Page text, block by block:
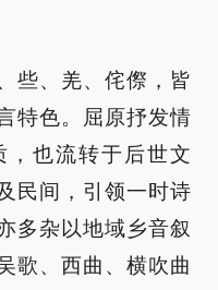
些、羌、侘傺，皆
特色。屈原抒发情
也流转于后世文
民间，引领一时诗
多杂以地域乡音叙
歌、西曲、横吹曲